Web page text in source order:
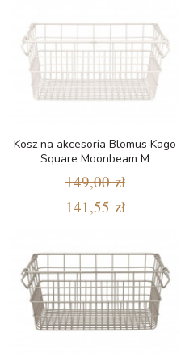
Kosz na akcesoria Blomus Kago
Square Moonbeam M
149,00 zł
141,55 zł